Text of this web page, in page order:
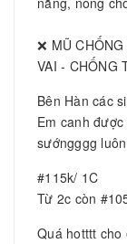
❌ MŨ
VAI - CHỐNG
Bên Hàn các
Em canh
sướngggg
#115k/ 1C
Từ 2c còn
Quá hotttt cho